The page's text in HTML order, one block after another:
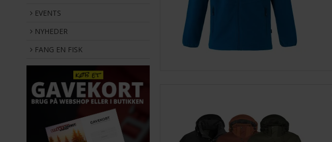
EVENTS
NYHEDER
FANG EN FISK